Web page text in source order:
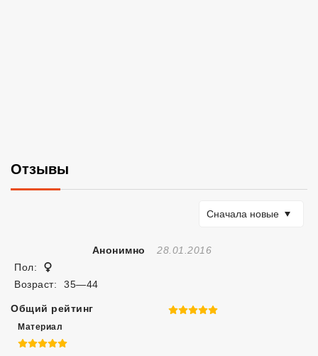
Отзывы
Сортировать по
Сначала новые
Анонимно Отзыв Создан
28.01.2016
Пол:
Возраст:
35—44
Общий рейтинг 5 из 5
Материал
5 из 5